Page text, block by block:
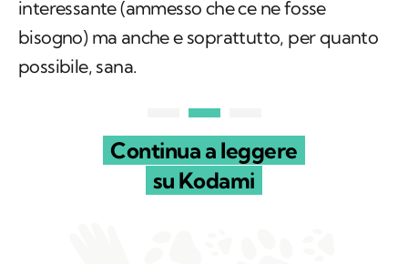
interessante (ammesso che ce ne fosse
bisogno) ma anche e soprattutto, per quanto
possibile, sana.
Continua a leggere
su Kodami